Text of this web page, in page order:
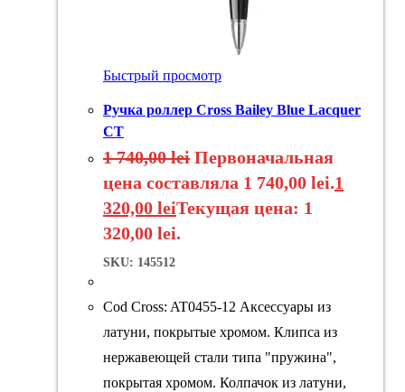
Быстрый просмотр
Ручка роллер Cross Bailey Blue Lacquer
CT
1 740,00lei Первоначальная
цена составляла 1 740,00 lei.1
320,00 leiТекущая цена: 1
320,00 lei.
SKU: 145512
Cod Cross: AT0455-12 Аксессуары из
латуни, покрытые хромом. Клипса из
нержавеющей стали типа "пружина",
покрытая хромом. Колпачок из латуни,